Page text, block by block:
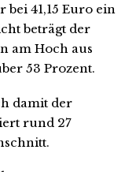
41,15 Euro ein
beträgt der
am Hoch aus
53 Prozent.
damit der
rund 27